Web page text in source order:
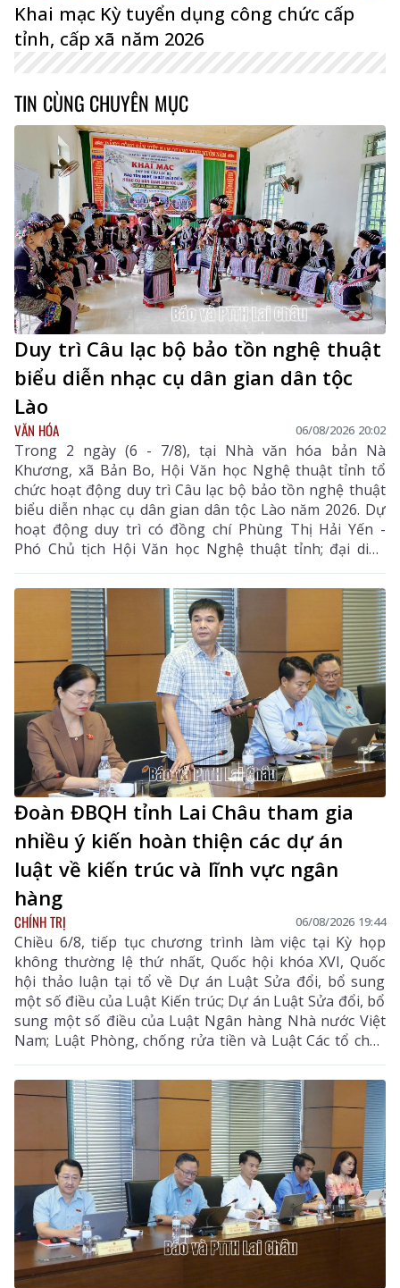
Khai mạc Kỳ tuyển dụng công chức cấp
tỉnh, cấp xã năm 2026
TIN CÙNG CHUYÊN MỤC
Duy trì Câu lạc bộ bảo tồn nghệ thuật
biểu diễn nhạc cụ dân gian dân tộc
Lào
VĂN HÓA 06/08/2026 20:02
Trong 2 ngày (6 - 7/8), tại Nhà văn hóa bản Nà
Khương, xã Bản Bo, Hội Văn học Nghệ thuật tỉnh tổ
chức hoạt động duy trì Câu lạc bộ bảo tồn nghệ thuật
biểu diễn nhạc cụ dân gian dân tộc Lào năm 2026. Dự
hoạt động duy trì có đồng chí Phùng Thị Hải Yến -
Phó Chủ tịch Hội Văn học Nghệ thuật tỉnh; đại diện
Phòng Văn hóa - Xã hội xã Bản Bo và 24 thành viên
câu lạc bộ.
Đoàn ĐBQH tỉnh Lai Châu tham gia
nhiều ý kiến hoàn thiện các dự án
luật về kiến trúc và lĩnh vực ngân
hàng
CHÍNH TRỊ 06/08/2026 19:44
Chiều 6/8, tiếp tục chương trình làm việc tại Kỳ họp
không thường lệ thứ nhất, Quốc hội khóa XVI, Quốc
hội thảo luận tại tổ về Dự án Luật Sửa đổi, bổ sung
một số điều của Luật Kiến trúc; Dự án Luật Sửa đổi, bổ
sung một số điều của Luật Ngân hàng Nhà nước Việt
Nam; Luật Phòng, chống rửa tiền và Luật Các tổ chức
tín dụng; Dự thảo Nghị quyết của Quốc hội về công tác
phòng, chống tội phạm và vi phạm pháp luật, công tác
của Viện kiểm sát nhân dân, Tòa án nhân dân và công
tác thi hành án. Đồng chí Sùng A Hồ - Phó Bí thư Tỉnh
ủy, Trưởng Đoàn ĐBQH tỉnh Lai Châu chủ trì phiên
thảo luận tại tổ.